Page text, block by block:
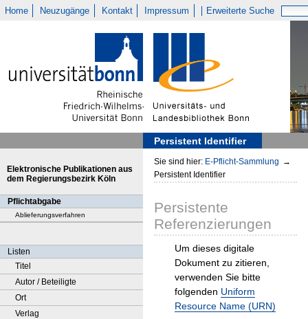
Home Neuzugänge Kontakt Impressum Erweiterte Suche
Persistent Identifier
Elektronische Publikationen aus
dem Regierungsbezirk Köln
Pflichtabgabe
Ablieferungsverfahren
Listen
Titel
Autor / Beteiligte
Ort
Verlag
Sie sind hier: E-Pflicht-Sammlung →
Persistent Identifier
Persistente
Referenzierungen
Um dieses digitale
Dokument zu zitieren,
verwenden Sie bitte
folgenden Uniform
Resource Name (URN)